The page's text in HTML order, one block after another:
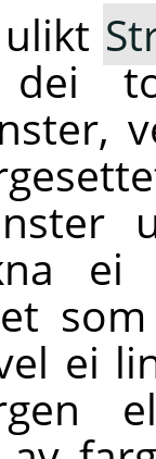
to
ei
ei